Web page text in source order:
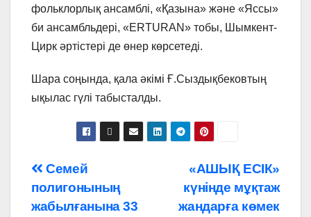
фольклорлық ансамблі, «Қазына» және «Яссы»
би ансамбльдері, «ERTURAN» тобы, Шымкент-
Цирк әртістері де өнер көрсетеді.
Шара соңында, қала әкімі Ғ.Сыздықбековтың
ықылас гүлі табысталды.
Навигация
по
«АШЫҚ ЕСІК»
күнінде мұқтаж
жандарға көмек
Семей
полигонының
жабылғанына 33